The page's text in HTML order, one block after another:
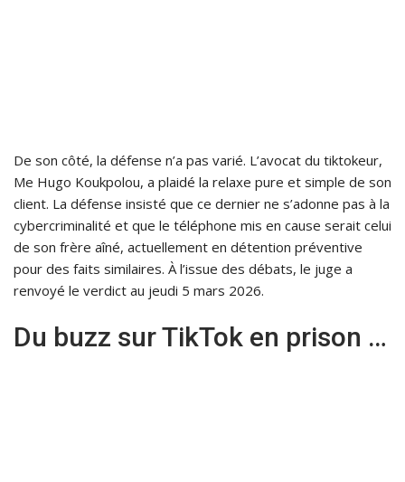
De son côté, la défense n’a pas varié. L’avocat du tiktokeur,
Me Hugo Koukpolou, a plaidé la relaxe pure et simple de son
client. La défense insisté que ce dernier ne s’adonne pas à la
cybercriminalité et que le téléphone mis en cause serait celui
de son frère aîné, actuellement en détention préventive
pour des faits similaires. À l’issue des débats, le juge a
renvoyé le verdict au jeudi 5 mars 2026.
Du buzz sur TikTok en prison …